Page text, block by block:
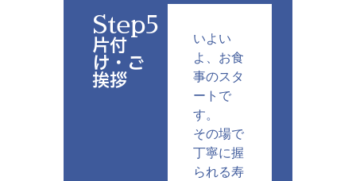
Step5
片付
け・ご
挨拶
いよい
よ、お食
事のスタ
ートで
す。
その場で
丁寧に握
られる寿